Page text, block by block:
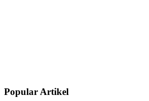
Popular Artikel